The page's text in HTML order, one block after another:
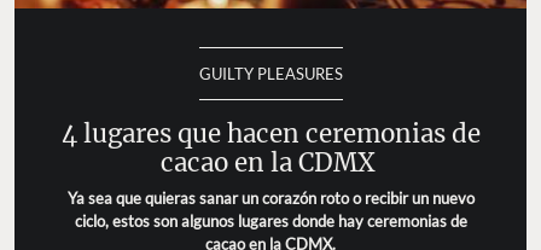
GUILTY PLEASURES
4 lugares que hacen ceremonias de
cacao en la CDMX
Ya sea que quieras sanar un corazón roto o recibir un nuevo
ciclo, estos son algunos lugares donde hay ceremonias de
cacao en la CDMX.